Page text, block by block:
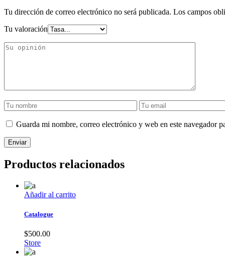
Tu dirección de correo electrónico no será publicada. Los campos
Tu valoración
Guarda mi nombre, correo electrónico y web en este navegador
Productos relacionados
Añadir al carrito
Catalogue
$500.00
Store